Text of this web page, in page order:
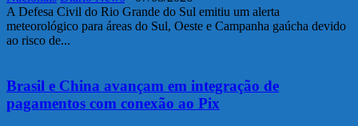
A Defesa Civil do Rio Grande do Sul emitiu um alerta
meteorológico para áreas do Sul, Oeste e Campanha gaúcha devido
ao risco de...
Brasil e China avançam em integração de
pagamentos com conexão ao Pix